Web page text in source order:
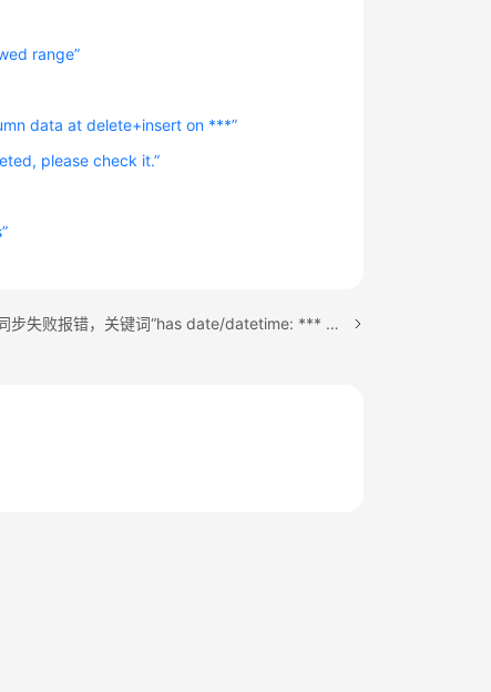
range”
data at delete+insert on ***”
please check it.”
下一篇：全量同步失败报错，关键词“has date/datetime: *** which is outside of dest allowed range”